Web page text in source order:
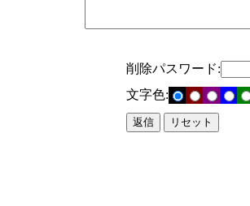
削除パスワード:
文字色: